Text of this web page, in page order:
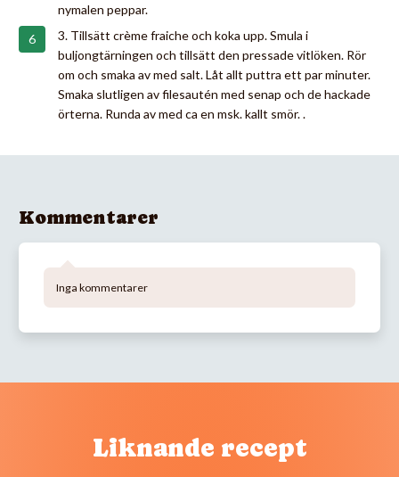
nymalen peppar.
3. Tillsätt crème fraiche och koka upp. Smula i
buljongtärningen och tillsätt den pressade vitlöken. Rör
om och smaka av med salt. Låt allt puttra ett par minuter.
Smaka slutligen av filesautén med senap och de hackade
örterna. Runda av med ca en msk. kallt smör. .
Kommentarer
Inga kommentarer
Liknande recept